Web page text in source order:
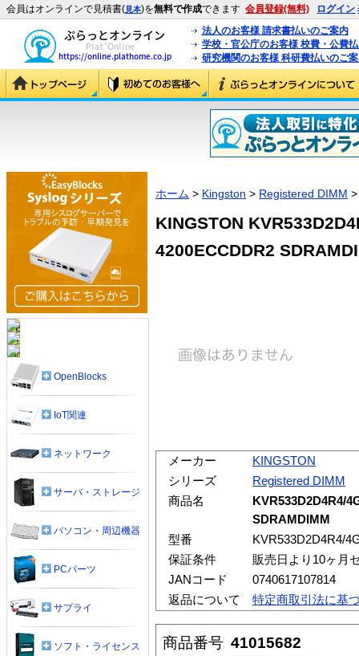
会員はオンラインで見積書(見本)を無料で作成できます 会員登録(無料) ログイン
法人のお客様 請求書払いのご案内
学校・官公庁のお客様 校費・公費
研究機関のお客様 科研費払いのご
ホーム > Kingston > Registered DIMM
KINGSTON
4200ECCDDR2
メーカー
KINGSTON
シリーズ
Registered DIMM
商品名
KVR533D2D4R4/
SDRAMDIMM
型番
KVR533D2D4R4/
保証条件
販売日より10ヶ月
JANコード
0740617107814
返品について
特定商取引法に基
商品番号 41015682
OpenBlocks
IoT関連
ネットワーク
サーバ・ストレージ
パソコン・周辺機器
PCパーツ
サプライ
ソフト・ライセンス